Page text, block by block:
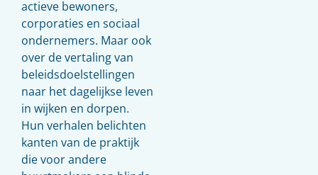
actieve bewoners,
corporaties en sociaal
ondernemers. Maar ook
over de vertaling van
beleidsdoelstellingen
naar het dagelijkse leven
in wijken en dorpen.
Hun verhalen belichten
kanten van de praktijk
die voor andere